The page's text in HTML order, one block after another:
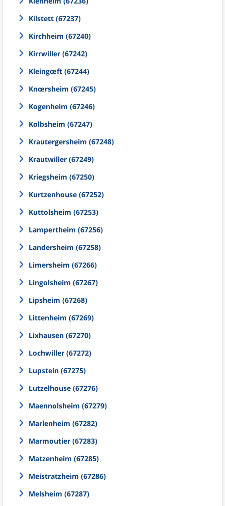
Kilstett (67237)
Kirchheim (67240)
Kirrwiller (67242)
Kleingœft (67244)
Knœrsheim (67245)
Kogenheim (67246)
Kolbsheim (67247)
Krautergersheim (67248)
Krautwiller (67249)
Kriegsheim (67250)
Kurtzenhouse (67252)
Kuttolsheim (67253)
Lampertheim (67256)
Landersheim (67258)
Limersheim (67266)
Lingolsheim (67267)
Lipsheim (67268)
Littenheim (67269)
Lixhausen (67270)
Lochwiller (67272)
Lupstein (67275)
Lutzelhouse (67276)
Maennolsheim (67279)
Marlenheim (67282)
Marmoutier (67283)
Matzenheim (67285)
Meistratzheim (67286)
Melsheim (67287)